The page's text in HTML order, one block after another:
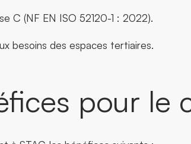
C (NF EN ISO 52120-1 : 2022).
besoins des espaces tertiaires.
pour le